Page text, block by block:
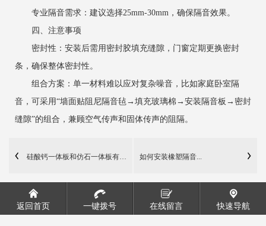
专业隔音需求：建议选择25mm-30mm，确保隔音效果。
四、注意事项
密封性：安装后需用密封胶填充缝隙，门窗定期更换密封
条，确保整体密封性。
组合方案：单一材料难以应对复杂噪音，比如家庭卧室隔
音，可采用“墙面贴阻尼隔音毡→填充玻璃棉→安装隔音板→密封
缝隙”的组合，兼顾空气传声和固体传声的阻隔。
硅酸钙一体板和仿石一体板有什么区别如何安装橡塑隔音...
返回首页 一键拨号 在线留言 快速导航